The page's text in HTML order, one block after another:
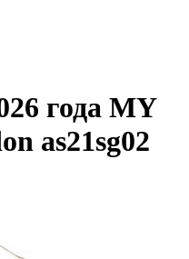
года MY
as21sg02